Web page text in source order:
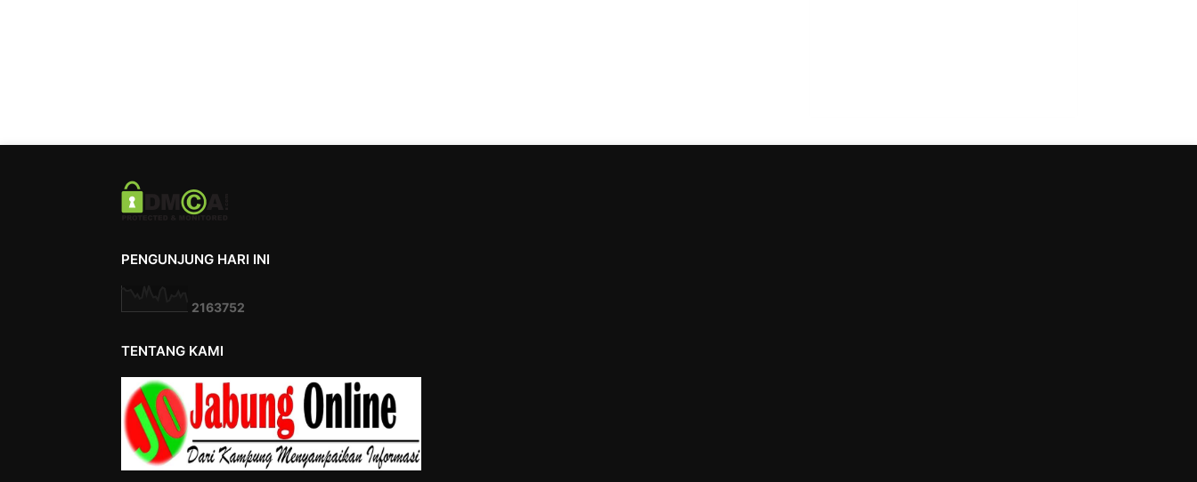
PENGUNJUNG HARI INI
2163752
TENTANG KAMI